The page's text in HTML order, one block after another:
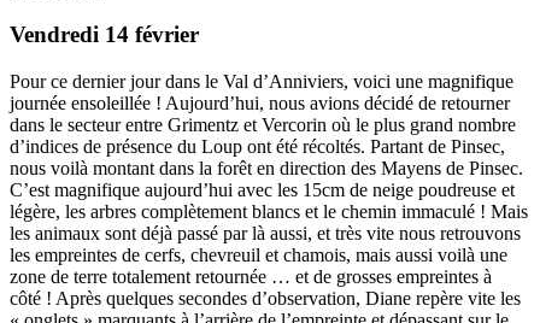
Vendredi 14 février
Pour ce dernier jour dans le Val d’Anniviers, voici une magnifique
journée ensoleillée ! Aujourd’hui, nous avions décidé de retourner
dans le secteur entre Grimentz et Vercorin où le plus grand nombre
d’indices de présence du Loup ont été récoltés. Partant de Pinsec,
nous voilà montant dans la forêt en direction des Mayens de Pinsec.
C’est magnifique aujourd’hui avec les 15cm de neige poudreuse et
légère, les arbres complètement blancs et le chemin immaculé ! Mais
les animaux sont déjà passé par là aussi, et très vite nous retrouvons
les empreintes de cerfs, chevreuil et chamois, mais aussi voilà une
zone de terre totalement retournée … et de grosses empreintes à
côté ! Après quelques secondes d’observation, Diane repère vite les